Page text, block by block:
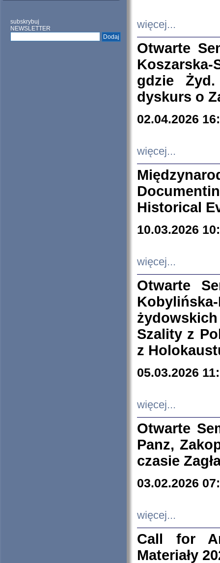
subskrybuj
NEWSLETTER
więcej...
Otwarte
Koszarska-
gdzie
dyskurs o
02.04.2026
więcej...
Historical
10.03.2026
więcej...
Otwarte
Szality z
z
05.03.2026
więcej...
Otwarte
Panz,
czasie
03.02.2026
więcej...
Call for
Materiały